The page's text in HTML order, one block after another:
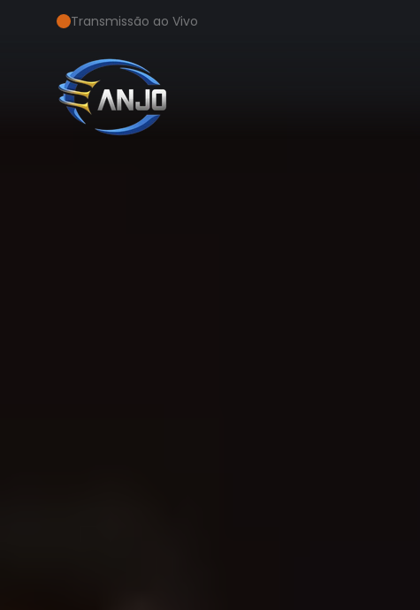
Transmissão ao Vivo